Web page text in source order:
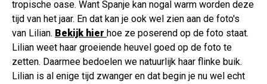
tropische oase. Want Spanje kan nogal warm worden deze
tijd van het jaar. En dat kan je ook wel zien aan de foto's
van Lilian. Bekijk hier hoe ze poserend op de foto staat.
Lilian weet haar groeiende heuvel goed op de foto te
zetten. Daarmee bedoelen we natuurlijk haar flinke buik.
Lilian is al enige tijd zwanger en dat begin je nu wel echt